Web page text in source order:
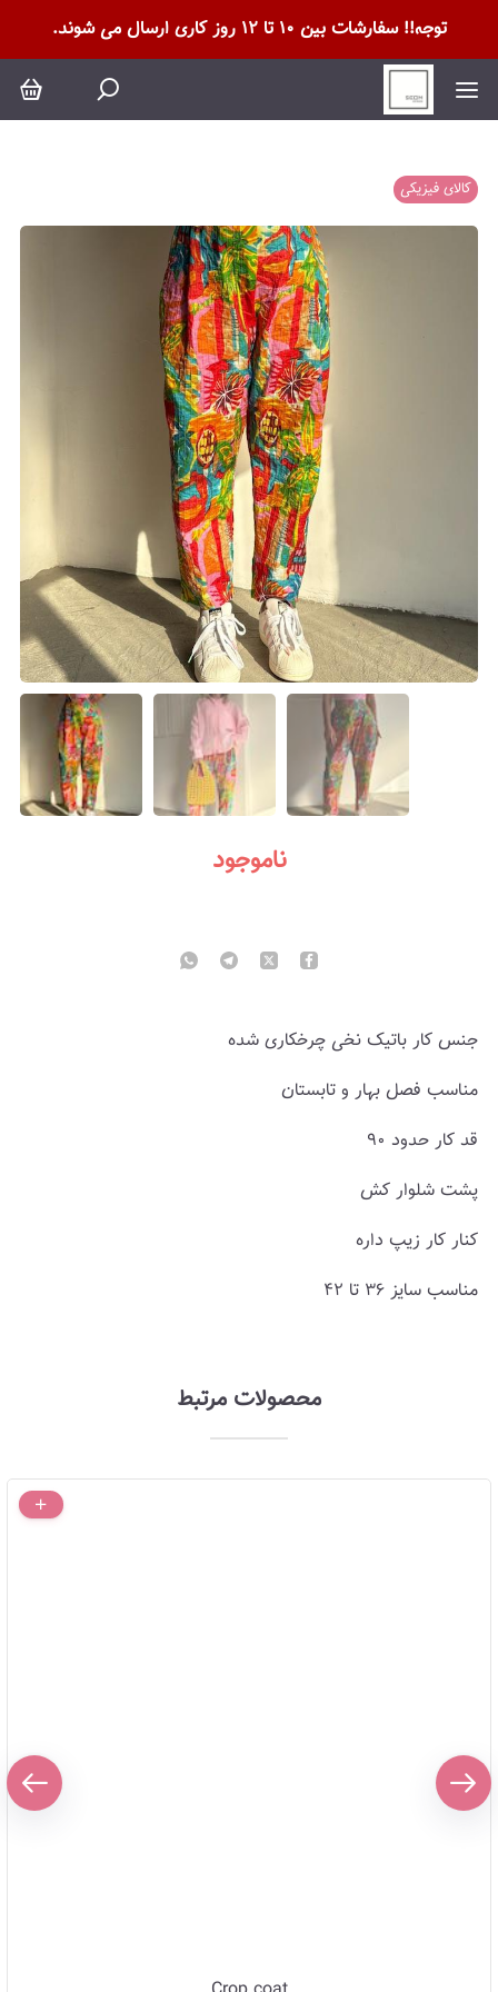
توجه!! سفارشات بین 10 تا 12 روز کاری ارسال می شوند.
کالای فیزیکی
ناموجود
جنس کار باتیک نخی چرخکاری شده
مناسب فصل بهار و تابستان
قد کار حدود ۹۰
پشت شلوار کش
کنار کار زیپ داره
مناسب سایز ۳۶ تا ۴۲
محصولات مرتبط